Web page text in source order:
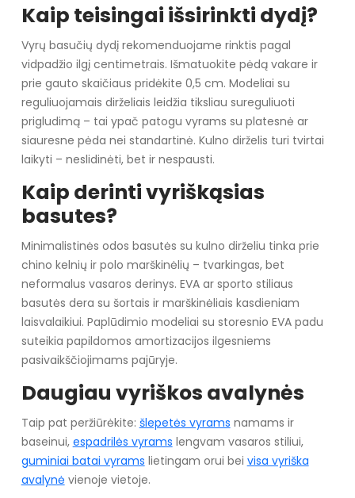
Kaip teisingai išsirinkti dydį?
Vyrų basučių dydį rekomenduojame rinktis pagal
vidpadžio ilgį centimetrais. Išmatuokite pėdą vakare ir
prie gauto skaičiaus pridėkite 0,5 cm. Modeliai su
reguliuojamais dirželiais leidžia tiksliau sureguliuoti
prigludimą – tai ypač patogu vyrams su platesnė ar
siauresne pėda nei standartinė. Kulno dirželis turi tvirtai
laikyti – neslidinėti, bet ir nespausti.
Kaip derinti vyriškąsias
basutes?
Minimalistinės odos basutės su kulno dirželiu tinka prie
chino kelnių ir polo marškinėlių – tvarkingas, bet
neformalus vasaros derinys. EVA ar sporto stiliaus
basutės dera su šortais ir marškinėliais kasdieniam
laisvalaikiui. Paplūdimio modeliai su storesnio EVA padu
suteikia papildomos amortizacijos ilgesniems
pasivaikščiojimams pajūryje.
Daugiau vyriškos avalynės
Taip pat peržiūrėkite: šlepetės vyrams namams ir
baseinui, espadrilės vyrams lengvam vasaros stiliui,
guminiai batai vyrams lietingam orui bei visa vyriška
avalynė vienoje vietoje.